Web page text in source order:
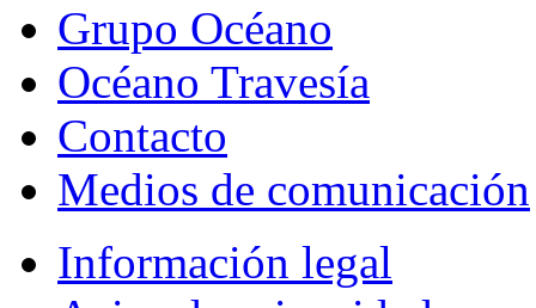
Grupo Océano
Océano Travesía
Contacto
Medios de comunicación
Información legal